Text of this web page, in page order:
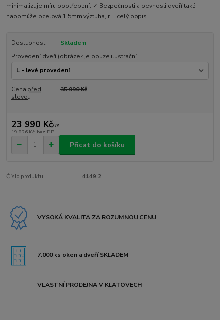
minimalizuje míru opotřebení. ✓ Bezpečnosti a pevnosti dveří také
napomůže ocelová 1,5mm výztuha, n... celý popis
Dostupnost
Skladem
Provedení dveří (obrázek je pouze ilustrační)
Cena před
slevou
35 990 Kč
23 990 Kč/ks
19 826 Kč bez DPH
Přidat do košíku
Číslo produktu: 4149.2
VYSOKÁ KVALITA ZA ROZUMNOU CENU
7.000 ks oken a dveří SKLADEM
VLASTNÍ PRODEJNA V KLATOVECH